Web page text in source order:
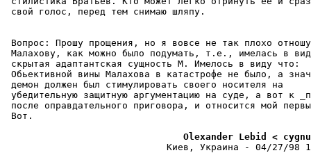
свой голос, перед тем снимаю шляпу.
Вопpос: Прошу пpощения, но я вовсе не так плохо
Малахову, как можно было подумать, т.е., имелась в
скpытая адаптантская сущность М. Имелось в виду что:
Обьективной вины Малахова в катастрофе не было, а
демон должен был стимулировать своего носителя на
убедительную защитную аргументацию на суде, а вот к
после оправдательного приговора, и относится мой
Вот.
Olexander Lebid <
Киев, Украина - 04/27/98